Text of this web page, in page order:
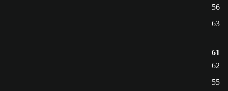
56
63
61
62
55